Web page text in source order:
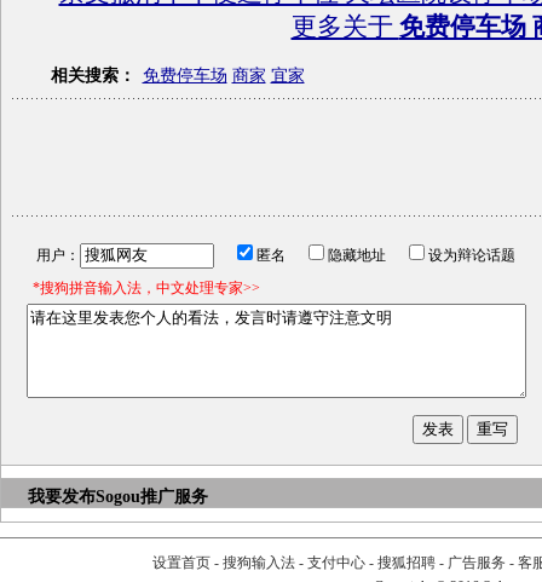
更多关于 免费停车场
相关搜索： 免费停车场 商家 宜家
用户： 匿名 隐藏地址
设为辩论话题
*搜狗拼音输入法，中文处理专家>>
我要发布Sogou推广服务
设置首页- 搜狗输入法- 支付中心- 搜狐招聘- 广告服务 - 客